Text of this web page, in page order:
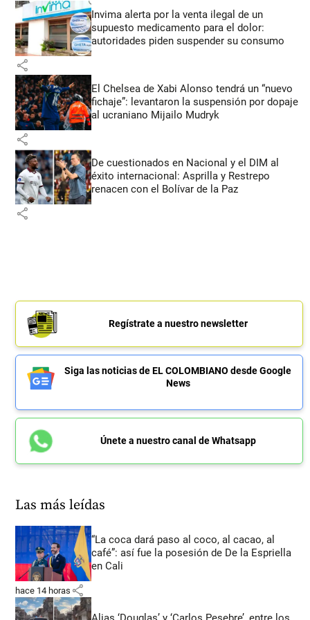
Invima alerta por la venta ilegal de un
supuesto medicamento para el dolor:
autoridades piden suspender su consumo
share
El Chelsea de Xabi Alonso tendrá un “nuevo
fichaje”: levantaron la suspensión por dopaje
al ucraniano Mijailo Mudryk
share
De cuestionados en Nacional y el DIM al
éxito internacional: Asprilla y Restrepo
renacen con el Bolívar de la Paz
share
Regístrate a nuestro newsletter
Siga las noticias de EL COLOMBIANO desde Google
News
Únete a nuestro canal de Whatsapp
Las más leídas
“La coca dará paso al coco, al cacao, al
café”: así fue la posesión de De la Espriella
en Cali
hace 14 horas share